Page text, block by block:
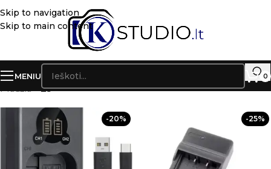
Skip to navigation
Skip to main content
MENIU 0
Pradžia»Z5
-20% -25%